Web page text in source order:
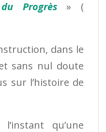
Progrès» (
dans le
sans nul doute
sur l’histoire de
qu’une